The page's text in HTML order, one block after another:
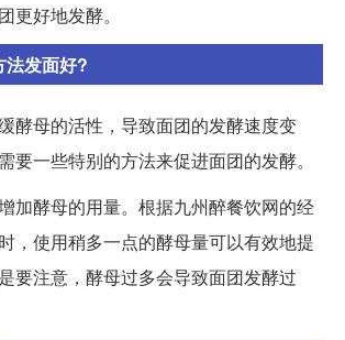
更好地发酵。
法发面好?
酵母的活性，导致面团的发酵速度变
要一些特别的方法来促进面团的发酵。
加酵母的用量。根据九州醉餐饮网的经
，使用稍多一点的酵母量可以有效地提
要注意，酵母过多会导致面团发酵过